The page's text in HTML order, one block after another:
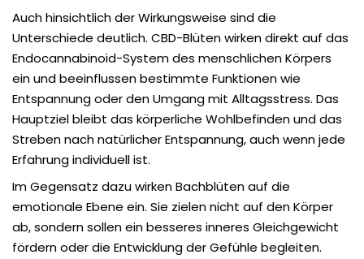
Auch hinsichtlich der Wirkungsweise sind die
Unterschiede deutlich. CBD-Blüten wirken direkt auf das
Endocannabinoid-System des menschlichen Körpers
ein und beeinflussen bestimmte Funktionen wie
Entspannung oder den Umgang mit Alltagsstress. Das
Hauptziel bleibt das körperliche Wohlbefinden und das
Streben nach natürlicher Entspannung, auch wenn jede
Erfahrung individuell ist.
Im Gegensatz dazu wirken Bachblüten auf die
emotionale Ebene ein. Sie zielen nicht auf den Körper
ab, sondern sollen ein besseres inneres Gleichgewicht
fördern oder die Entwicklung der Gefühle begleiten.